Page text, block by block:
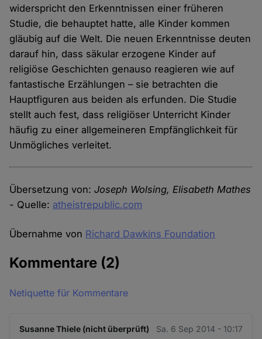
widerspricht den Erkenntnissen einer früheren
Studie, die behauptet hatte, alle Kinder kommen
gläubig auf die Welt. Die neuen Erkenntnisse deuten
darauf hin, dass säkular erzogene Kinder auf
religiöse Geschichten genauso reagieren wie auf
fantastische Erzählungen – sie betrachten die
Hauptfiguren aus beiden als erfunden. Die Studie
stellt auch fest, dass religiöser Unterricht Kinder
häufig zu einer allgemeineren Empfänglichkeit für
Unmögliches verleitet.
Übersetzung von:Joseph Wolsing, Elisabeth Mathes
- Quelle: atheistrepublic.com
Übernahme von Richard Dawkins Foundation
Kommentare (2)
Netiquette für Kommentare
Susanne Thiele (nicht überprüft) Sa. 6 Sep 2014 - 10:17